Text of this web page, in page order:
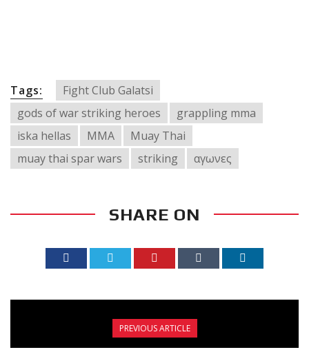
Tags:
Fight Club Galatsi
gods of war striking heroes
grappling mma
iska hellas
MMA
Muay Thai
muay thai spar wars
striking αγωνες
SHARE ON
PREVIOUS ARTICLE